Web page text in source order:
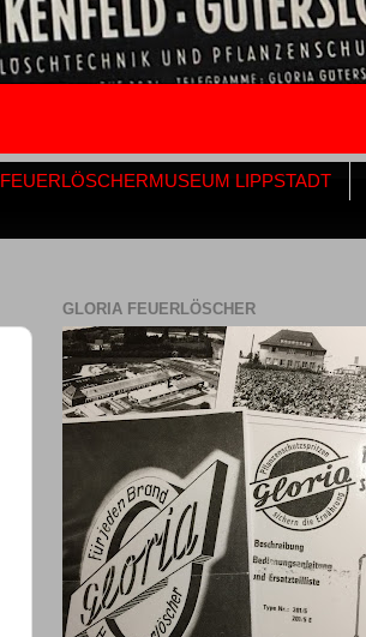
FEUERLÖSCHERMUSEUM LIPPSTADT
GLORIA FEUERLÖSCHER